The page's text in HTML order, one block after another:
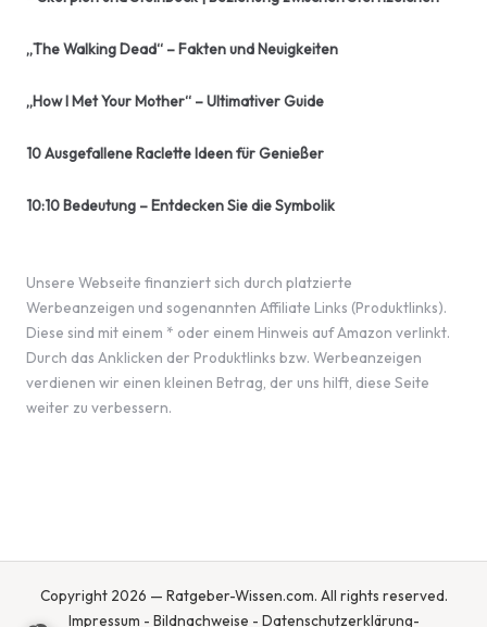
„The Walking Dead“ – Fakten und Neuigkeiten
„How I Met Your Mother“ – Ultimativer Guide
10 Ausgefallene Raclette Ideen für Genießer
10:10 Bedeutung – Entdecken Sie die Symbolik
Unsere Webseite finanziert sich durch platzierte
Werbeanzeigen und sogenannten Affiliate Links (Produktlinks).
Diese sind mit einem * oder einem Hinweis auf Amazon verlinkt.
Durch das Anklicken der Produktlinks bzw. Werbeanzeigen
verdienen wir einen kleinen Betrag, der uns hilft, diese Seite
weiter zu verbessern.
Copyright 2026 — Ratgeber-Wissen.com. All rights reserved.
Impressum - Bildnachweise - Datenschutzerklärung-